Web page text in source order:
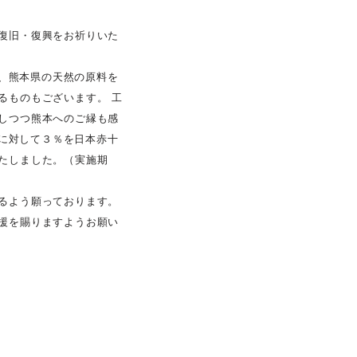
旧・復興をお祈りいた
熊本県の天然の原料を
ものもございます。 工
つつ熊本へのご縁も感
対して３％を日本赤十
しました。（実施期
よう願っております。
を賜りますようお願い